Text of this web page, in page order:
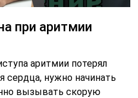
при аритмии
аритмии потерял
сердца, нужно начинать
вызывать скорую